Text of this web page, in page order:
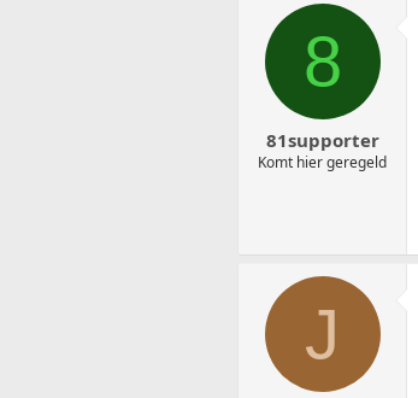
8
81supporter
Komt hier geregeld
J